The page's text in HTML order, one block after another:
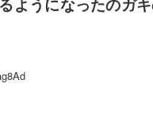
ようになったのガ